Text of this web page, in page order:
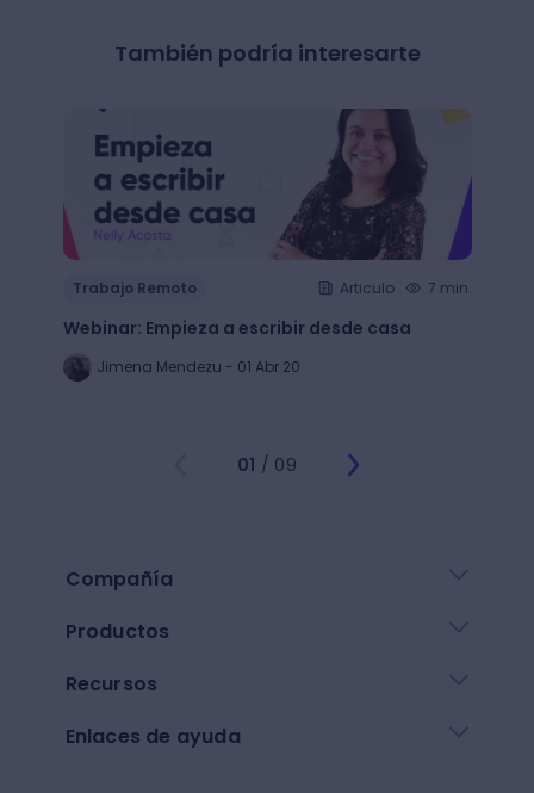
También podría interesarte
Trabajo Remoto Articulo 7 min.
Webinar: Empieza a escribir desde casa
Jimena Mendezu - 01 Abr 20
01 / 09
Compañía
Productos
Recursos
Enlaces de ayuda